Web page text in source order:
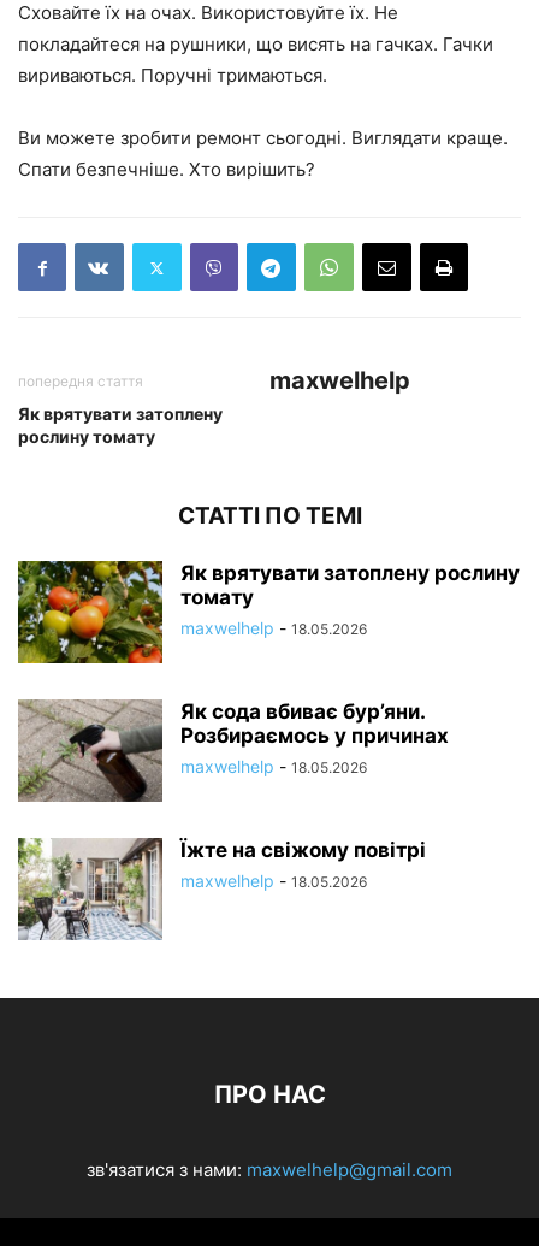
Сховайте їх на очах. Використовуйте їх. Не
покладайтеся на рушники, що висять на гачках. Гачки
вириваються. Поручні тримаються.
Ви можете зробити ремонт сьогодні. Виглядати краще.
Спати безпечніше. Хто вирішить?
попередня стаття
Як врятувати затоплену
рослину томату
maxwelhelp
СТАТТІ ПО ТЕМІ
Як врятувати затоплену рослину
томату
maxwelhelp - 18.05.2026
Як сода вбиває бур’яни.
Розбираємось у причинах
maxwelhelp - 18.05.2026
Їжте на свіжому повітрі
maxwelhelp - 18.05.2026
ПРО НАС
зв'язатися з нами: maxwelhelp@gmail.com